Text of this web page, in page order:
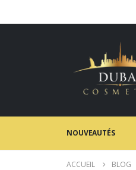
NOUVEAUTÉS
ACCUEIL BLOG